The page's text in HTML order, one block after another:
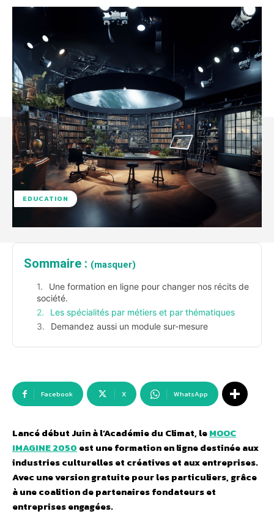
EDUCATION
Sommaire : (masquer)
Une formation en ligne pour changer nos récits de
société.
Les spécialités par métiers et par thématiques
Demandez aussi un module sur-mesure
Facebook X WhatsApp
Lancé début Juin à l’Académie du Climat, leMOOC
IMAGINE 2050 est une formation en ligne destinée aux
industries culturelles et créatives et aux entreprises.
Avec une version gratuite pour les particuliers, grâce
à une coalition de partenaires fondateurs et
entreprises engagées.